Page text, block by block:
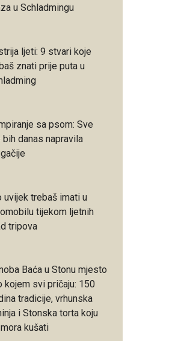
u Schladmingu
ljeti: 9 stvari koje
znati prije puta u
sa psom: Sve
bih danas napravila
uvijek trebaš imati u
tijekom ljetnih
tripova
Baća u Stonu mjesto
kojem svi pričaju: 150
tradicije, vrhunska
i Stonska torta koju
kušati